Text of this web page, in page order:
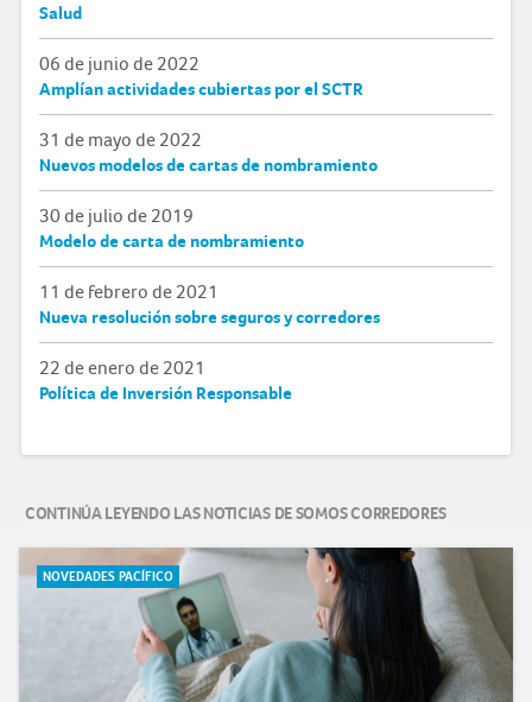
Salud
06 de junio de 2022
Amplían actividades cubiertas por el SCTR
31 de mayo de 2022
Nuevos modelos de cartas de nombramiento
30 de julio de 2019
Modelo de carta de nombramiento
11 de febrero de 2021
Nueva resolución sobre seguros y corredores
22 de enero de 2021
Política de Inversión Responsable
CONTINÚA LEYENDO LAS NOTICIAS DE SOMOS CORREDORES
NOVEDADES PACÍFICO